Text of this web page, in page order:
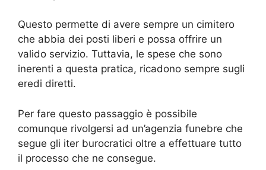
Questo permette di avere sempre un cimitero
che abbia dei posti liberi e possa offrire un
valido servizio. Tuttavia, le spese che sono
inerenti a questa pratica, ricadono sempre sugli
eredi diretti.
Per fare questo passaggio è possibile
comunque rivolgersi ad un’agenzia funebre che
segue gli iter burocratici oltre a effettuare tutto
il processo che ne consegue.